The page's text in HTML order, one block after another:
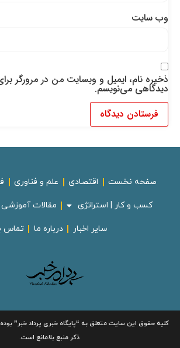
وب‌ سایت
ذخیره نام، ایمیل و وبسایت من در مرورگر برای
دیدگاهی می‌نویسم.
صفحه نخست اقتصادی علم و فناوری
کسب و کار | استراتژی مقالات آموزشی
سایر اخبار درباره ما تماس با
کلیه حقوق این سایت متعلق به“پایگاه خبریپرداد خبر”بوده و
ذکر منبع بلامانع است.